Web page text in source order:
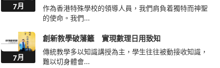
7月
作為香港特殊學校的領導人員，我們肩負着獨特而神聖
的使命。我們...
7月
創新教學破藩籬 實現數理日用致知
傳統教學多以知識講授為主，學生往往被動接收知識，
難以切身體會...